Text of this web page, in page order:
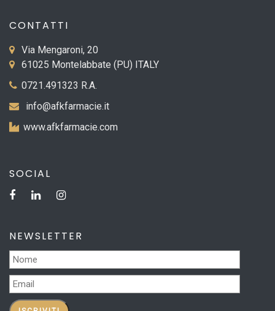
CONTATTI
Via Mengaroni, 20
61025 Montelabbate (PU) ITALY
0721.491323 R.A.
info@afkfarmacie.it
www.afkfarmacie.com
SOCIAL
NEWSLETTER